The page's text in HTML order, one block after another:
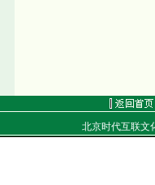
北京时代互联文